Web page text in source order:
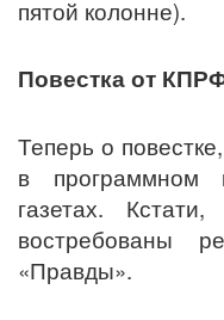
пятой колонне).
Повестка от
Теперь о
в программном
газетах.
востребованы
«Правды».